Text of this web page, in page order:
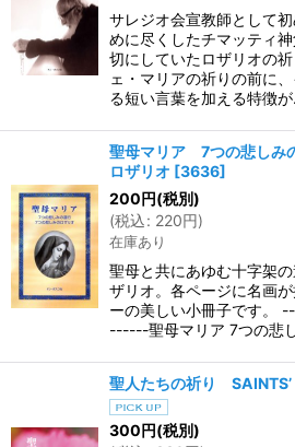
サレジオ会宣教師として
めに尽くしたチマッティ
切にしていたロザリオの
ェ・マリアの祈りの前に
る短い言葉を加える特徴
聖母マリア 7つの悲しみ
ロザリオ [3636]
200円(税別)
(税込: 220円)
在庫あり
聖母と共にあゆむ十字架
ザリオ。各ページに名画
ーの美しい小冊子です
------聖母マリア 7つの悲
聖人たちの祈り SAINTS’
300円(税別)